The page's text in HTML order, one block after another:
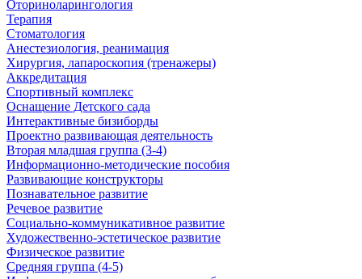
Оториноларингология
Терапия
Стоматология
Анестезиология, реанимация
Хирургия, лапароскопия (тренажеры)
Аккредитация
Спортивный комплекс
Оснащение Детского сада
Интерактивные бизиборды
Проектно развивающая деятельность
Вторая младшая группа (3-4)
Информационно-методические пособия
Развивающие конструкторы
Познавательное развитие
Речевое развитие
Социально-коммуникативное развитие
Художественно-эстетическое развитие
Физическое развитие
Средняя группа (4-5)